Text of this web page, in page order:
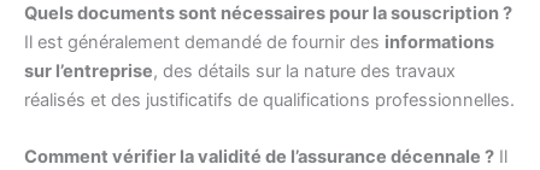
Quels documents sont nécessaires pour la souscription ?
Il est généralement demandé de fournir des informations
sur l’entreprise, des détails sur la nature des travaux
réalisés et des justificatifs de qualifications professionnelles.
Comment vérifier la validité de l’assurance décennale ? Il